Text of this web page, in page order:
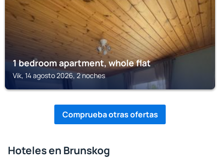
1 bedroom apartment, whole flat
Vik, 14 agosto 2026, 2 noches
Comprueba otras ofertas
Hoteles en Brunskog